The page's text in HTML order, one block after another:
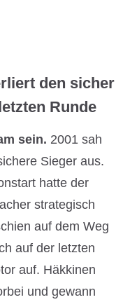
den sicher
Runde
sein. 2001 sah
Sieger aus.
hatte der
strategisch
auf dem Weg
auf der letzten
auf. Häkkinen
und gewann